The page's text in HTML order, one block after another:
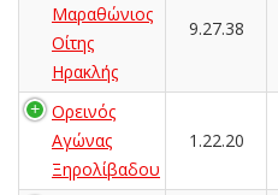
Μαραθώνιος
Οίτης
Ηρακλής
9.27.38
Ορεινός
Αγώνας
Ξηρολίβαδου
1.22.20